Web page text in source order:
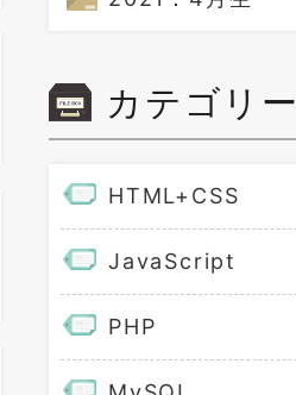
カテゴリー
HTML+CSS
JavaScript
PHP